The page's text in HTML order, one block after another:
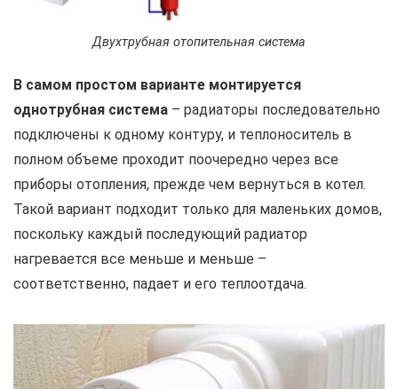
Двухтрубная отопительная система
В самом простом варианте монтируется
однотрубная система – радиаторы последовательно
подключены к одному контуру, и теплоноситель в
полном объеме проходит поочередно через все
приборы отопления, прежде чем вернуться в котел.
Такой вариант подходит только для маленьких домов,
поскольку каждый последующий радиатор
нагревается все меньше и меньше –
соответственно, падает и его теплоотдача.